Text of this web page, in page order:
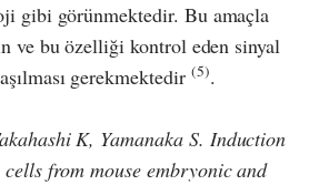
gibi görünmektedir. Bu amaçla
ve bu özelliği kontrol eden sinyal
gerekmektedir (5).
K, Yamanaka S. Induction
from mouse embryonic and